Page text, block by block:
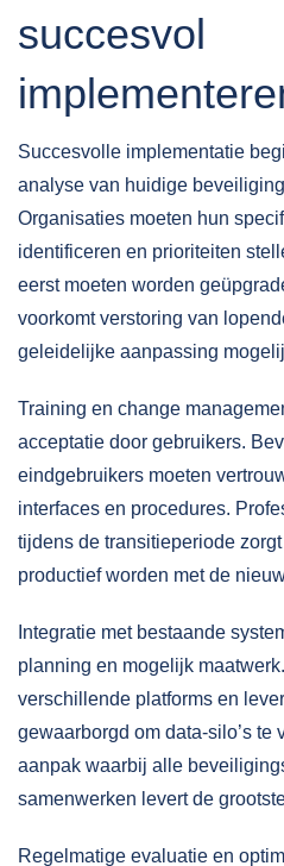
succesvol
Succesvolle implementatie
analyse van huidige
Organisaties moeten hun
identificeren en prioriteiten
eerst moeten worden
voorkomt verstoring van
geleidelijke aanpassing
Training en change
acceptatie door gebruikers.
eindgebruikers moeten
interfaces en procedures.
tijdens de transitieperiode
productief worden met de
Integratie met bestaande
planning en mogelijk
verschillende platforms en
gewaarborgd om data-silo’s te
aanpak waarbij alle
samenwerken levert de
Regelmatige evaluatie en